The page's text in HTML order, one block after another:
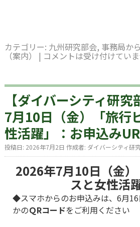
カテゴリー: 九州研究部会, 事務局か
（案内） | コメントは受け付けていま
【ダイバーシティ研
7月10日（金）「旅行
性活躍」：お申込み
投稿日: 2026年7月2日 作成者: ダイバーシティ研
2026年7月10日（金
スと女性活躍
◆スマホからのお申込みは、6月
かのＱRコードをご利用ください